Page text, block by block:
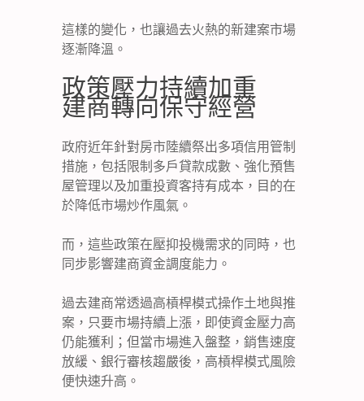
這樣的變化，也讓過去火熱的新建案市場
逐漸降溫。
政策壓力持續加重
建商轉向保守經營
政府近年針對房市陸續祭出多項信用管制
措施，包括限制多戶貸款成數、強化預售
屋管理以及加重投資客持有成本，目的在
於降低市場炒作風氣。
而，這些政策在壓抑投機需求的同時，也
同步影響建商資金調度能力。
過去建商常透過高槓桿模式操作土地與推
案，只要市場持續上漲，即使資金壓力高
仍能獲利；但當市場進入盤整，銷售速度
放緩、銀行審核趨嚴後，高槓桿模式風險
便快速升高。